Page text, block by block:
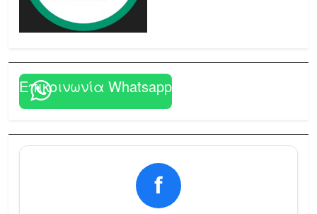
Επικοινωνία Whatsapp
f